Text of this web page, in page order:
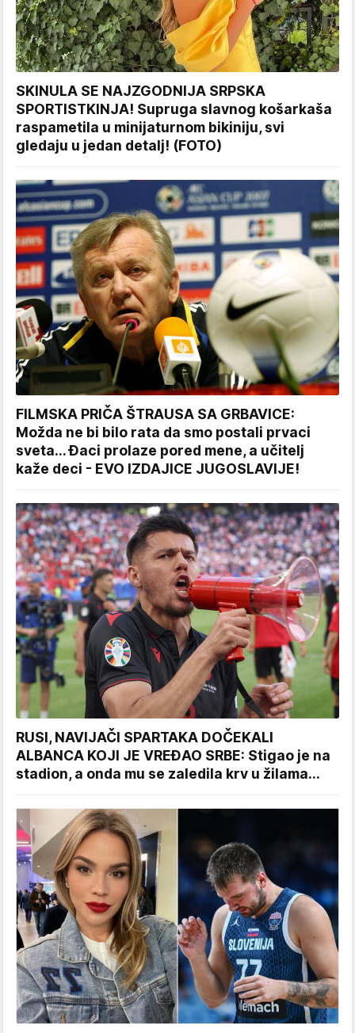
SKINULA SE NAJZGODNIJA SRPSKA
SPORTISTKINJA! Supruga slavnog košarkaša
raspametila u minijaturnom bikiniju, svi
gledaju u jedan detalj! (FOTO)
FILMSKA PRIČA ŠTRAUSA SA GRBAVICE:
Možda ne bi bilo rata da smo postali prvaci
sveta... Đaci prolaze pored mene, a učitelj
kaže deci - EVO IZDAJICE JUGOSLAVIJE!
RUSI, NAVIJAČI SPARTAKA DOČEKALI
ALBANCA KOJI JE VREĐAO SRBE: Stigao je na
stadion, a onda mu se zaledila krv u žilama...